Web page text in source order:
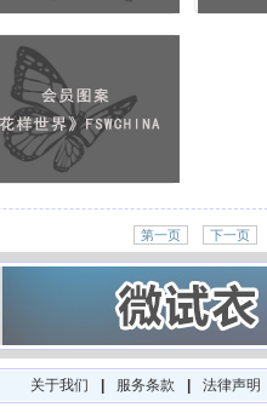
第一页 下一页
关于我们 服务条款 法律声明